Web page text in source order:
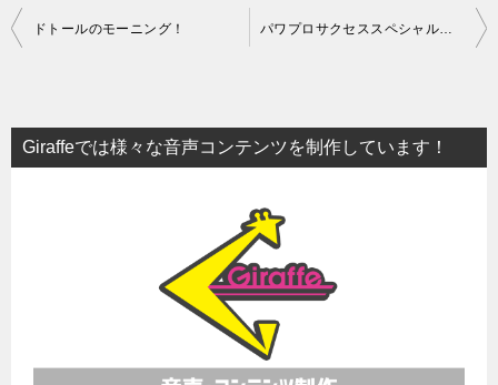
投
ビ
ゲ
ドトールのモーニング！
Giraffeでは様々な音声コンテンツを制作しています！